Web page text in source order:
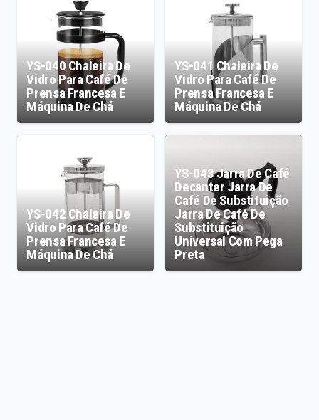
YS-040 Chaleira De
Vidro Para Café De
Prensa Francesa E
Máquina De Chá
YS-041 Chaleira De
Vidro Para Café De
Prensa Francesa E
Máquina De Chá
YS-042 Chaleira De
Vidro Para Café De
Prensa Francesa E
Máquina De Chá
YS-043 Jarra De Café
Decanter Jarra De
Café De Substituição
Jarra De Café De
Substituição
Universal Com Pega
Preta